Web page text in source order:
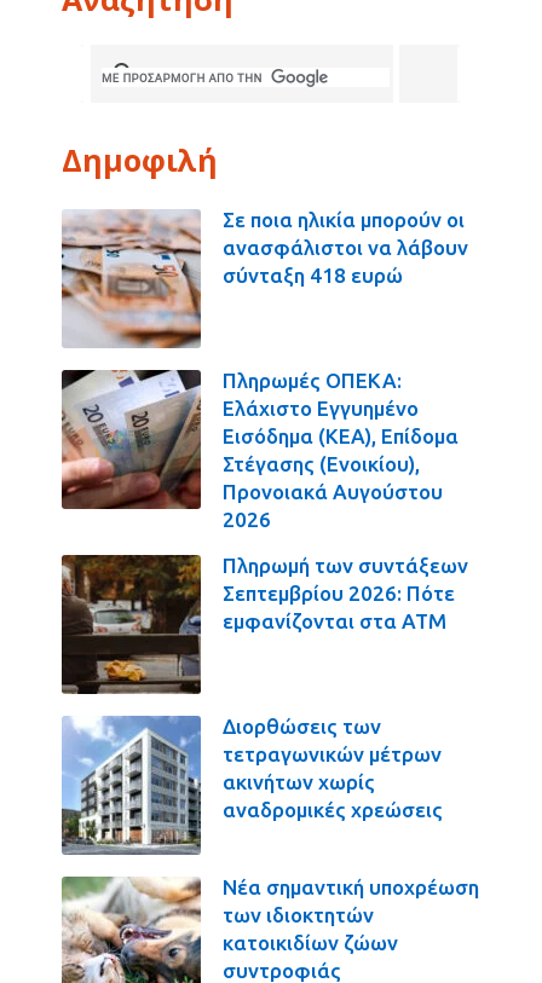
Δημοφιλή
Σε ποια ηλικία μπορούν οι
ανασφάλιστοι να λάβουν
σύνταξη 418 ευρώ
Πληρωμές ΟΠΕΚΑ:
Ελάχιστο Εγγυημένο
Εισόδημα (ΚΕΑ), Επίδομα
Στέγασης (Ενοικίου),
Προνοιακά Αυγούστου
2026
Πληρωμή των συντάξεων
Σεπτεμβρίου 2026: Πότε
εμφανίζονται στα ΑΤΜ
Διορθώσεις των
τετραγωνικών μέτρων
ακινήτων χωρίς
αναδρομικές χρεώσεις
Νέα σημαντική υποχρέωση
των ιδιοκτητών
κατοικιδίων ζώων
συντροφιάς